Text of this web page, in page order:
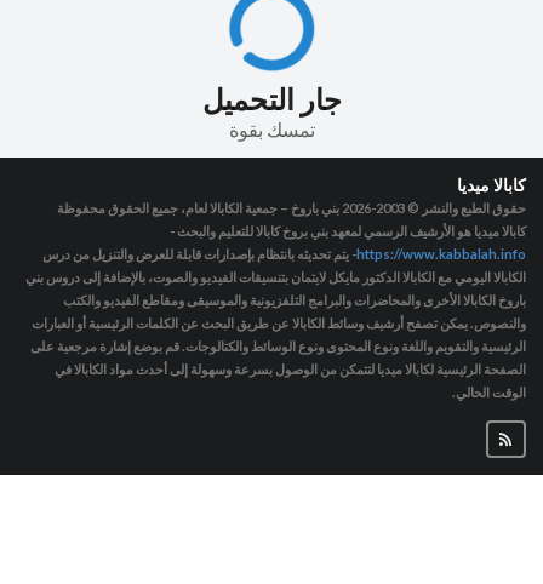
جار التحميل
تمسك بقوة
كابالا ميديا
حقوق الطبع والنشر © 2003-2026
بني باروخ – جمعية الكابالا لعام، جميع الحقوق محفوظة
كابالا ميديا هو الأرشيف الرسمي لمعهد بني بروخ كابالا للتعليم والبحث -
https://www.kabbalah.info- يتم تحديثه بانتظام بإصدارات قابلة للعرض والتنزيل من درس
الكابالا اليومي مع الكابالا الدكتور مايكل لايتمان بتنسيقات الفيديو والصوت، بالإضافة إلى دروس بني
باروخ الكابالا الأخرى والمحاضرات والبرامج التلفزيونية والموسيقى ومقاطع الفيديو والكتب
والنصوص. يمكن تصفح أرشيف وسائط الكابالا عن طريق البحث عن الكلمات الرئيسية أو العبارات
الرئيسية والتقويم واللغة ونوع المحتوى ونوع الوسائط والكتالوجات. قم بوضع إشارة مرجعية على
الصفحة الرئيسية لكابالا ميديا لتتمكن من الوصول بسرعة وسهولة إلى أحدث مواد الكابالا في
الوقت الحالي.